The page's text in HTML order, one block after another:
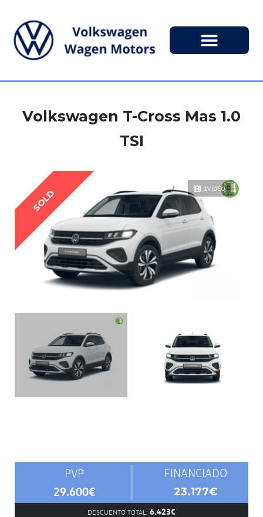
Volkswagen T-Cross Mas 1.0
TSI
1VIDEO
SOLD
PVP
29.600€
FINANCIADO
23.177€
DESCUENTO TOTAL: 6.423€